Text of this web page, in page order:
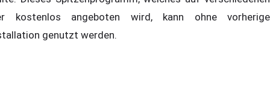
kostenlos angeboten wird, kann ohne vorherige
genutzt werden.